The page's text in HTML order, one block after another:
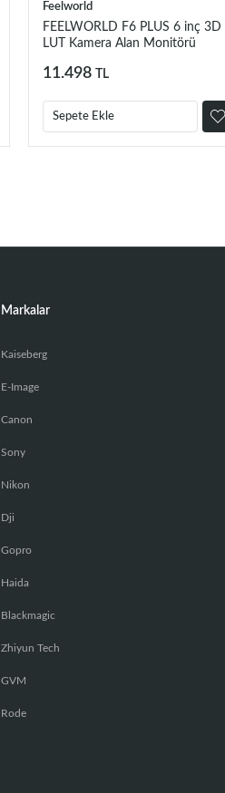
Feelworld
FEELWORLD F6 PLUS 6 inç 3D
LUT Kamera Alan Monitörü
11.498 TL
Sepete Ekle
Markalar
Kaiseberg
E-Image
Canon
Sony
Nikon
Dji
Gopro
Haida
Blackmagic
Zhiyun Tech
GVM
Rode